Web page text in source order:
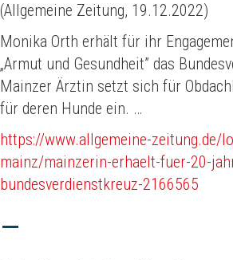
(Allgemeine Zeitung, 19.12.2022)
Monika Orth erhält für ihr
„Armut und Gesundheit” das
Mainzer Ärztin setzt sich für
für deren Hunde ein. …
https://www.allgemeine-zeitung.de/
mainz/mainzerin-erhaelt-fuer-20-
bundesverdienstkreuz-2166565